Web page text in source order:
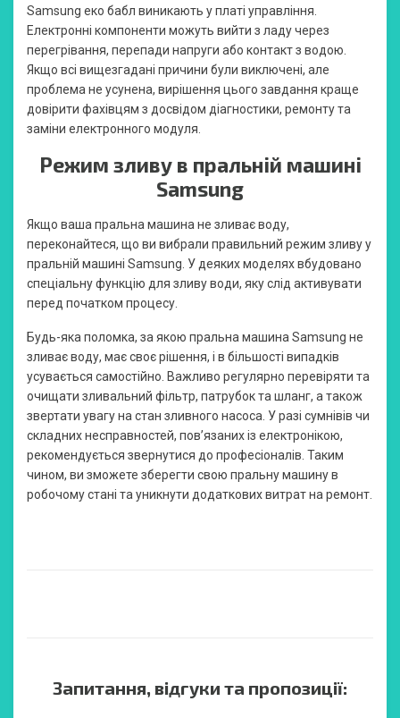
Samsung еко бабл виникають у платі управління.
Електронні компоненти можуть вийти з ладу через
перегрівання, перепади напруги або контакт з водою.
Якщо всі вищезгадані причини були виключені, але
проблема не усунена, вирішення цього завдання краще
довірити фахівцям з досвідом діагностики, ремонту та
заміни електронного модуля.
Режим зливу в пральній машині
Samsung
Якщо ваша пральна машина не зливає воду,
переконайтеся, що ви вибрали правильний режим зливу у
пральній машині Samsung. У деяких моделях вбудовано
спеціальну функцію для зливу води, яку слід активувати
перед початком процесу.
Будь-яка поломка, за якою пральна машина Samsung не
зливає воду, має своє рішення, і в більшості випадків
усувається самостійно. Важливо регулярно перевіряти та
очищати зливальний фільтр, патрубок та шланг, а також
звертати увагу на стан зливного насоса. У разі сумнівів чи
складних несправностей, пов’язаних із електронікою,
рекомендується звернутися до професіоналів. Таким
чином, ви зможете зберегти свою пральну машину в
робочому стані та уникнути додаткових витрат на ремонт.
Запитання, відгуки та пропозиції: